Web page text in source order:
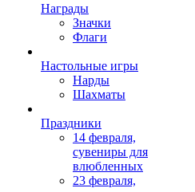
Награды
Значки
Флаги
Настольные игры
Нарды
Шахматы
Праздники
14 февраля,
сувениры для
влюбленных
23 февраля,